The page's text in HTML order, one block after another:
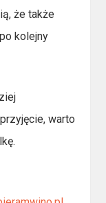
że także
kolejny
warto